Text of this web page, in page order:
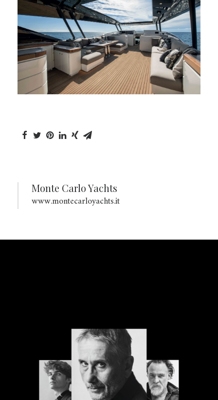
Monte Carlo Yachts
www.montecarloyachts.it